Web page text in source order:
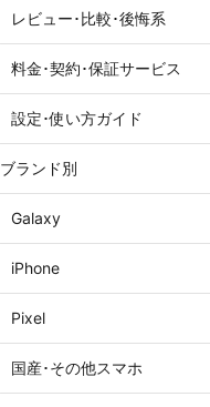
レビュー･比較･後悔系
料金･契約･保証サービス
設定･使い方ガイド
ブランド別
Galaxy
iPhone
Pixel
国産･その他スマホ